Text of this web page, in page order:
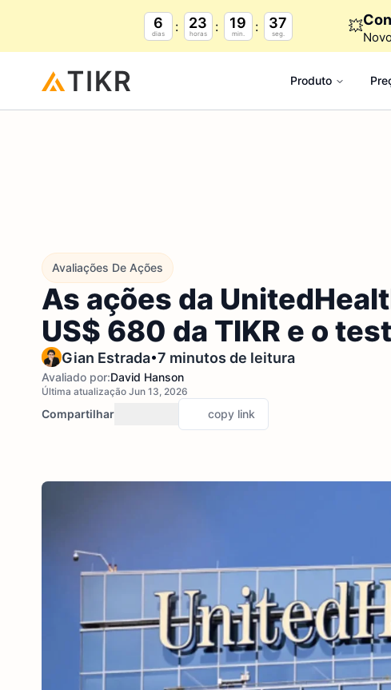
6
dias
23
horas
19
min.
36
seg. 💥
Produto
Avaliações De Ações
As ações da
US$ 680 da TIKR e o
Gian Estrada•7 minutos de leitura
Avaliado por:David Hanson
Última atualização Jun 13, 2026
Compartilhar copy link